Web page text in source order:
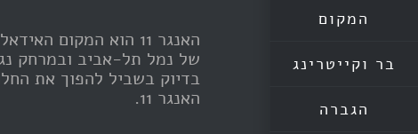
המקום
בר וקייטרינג
הגברה
האנגר 11 הוא
של נמל תל-אביב ובמרחק
בדיוק בשביל להפוך את
האנגר 11.